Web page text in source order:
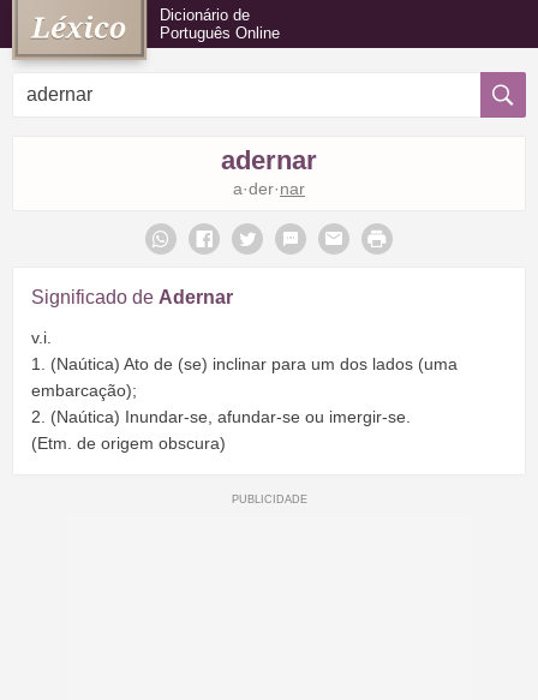
Dicionário de
Português Online
adernar
a·der·nar
Significado de Adernar
v.i.
1. (Naútica) Ato de (se) inclinar para um dos lados (uma
embarcação);
2. (Naútica) Inundar-se, afundar-se ou imergir-se.
(Etm. de origem obscura)